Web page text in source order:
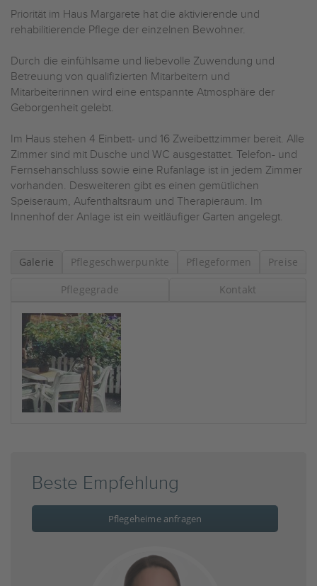
Priorität im Haus Margarete hat die aktivierende und
rehabilitierende Pflege der einzelnen Bewohner.
Durch die einfühlsame und liebevolle Zuwendung und
Betreuung von qualifizierten Mitarbeitern und
Mitarbeiterinnen wird eine entspannte Atmosphäre der
Geborgenheit gelebt.
Im Haus stehen 4 Einbett- und 16 Zweibettzimmer bereit. Alle
Zimmer sind mit Dusche und WC ausgestattet. Telefon- und
Fernsehanschluss sowie eine Rufanlage ist in jedem Zimmer
vorhanden. Desweiteren gibt es einen gemütlichen
Speiseraum, Aufenthaltsraum und Therapieraum. Im
Innenhof der Anlage ist ein weitläufiger Garten angelegt.
Galerie Pflegeschwerpunkte Pflegeformen Preise
Pflegegrade Kontakt
Beste Empfehlung
Pflegeheime anfragen